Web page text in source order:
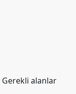
Gerekli alanlar